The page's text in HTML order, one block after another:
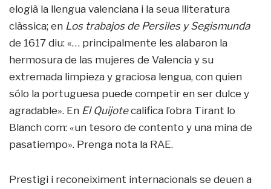
elogià la llengua valenciana i la seua lliteratura
clàssica; en Los trabajos de Persiles y Segismunda
de 1617 diu: «… principalmente les alabaron la
hermosura de las mujeres de Valencia y su
extremada limpieza y graciosa lengua, con quien
sólo la portuguesa puede competir en ser dulce y
agradable». En El Quijotecalifica l’obra Tirant lo
Blanch com: «un tesoro de contento y una mina de
pasatiempo». Prenga nota la RAE.
Prestigi i reconeiximent internacionals se deuen a